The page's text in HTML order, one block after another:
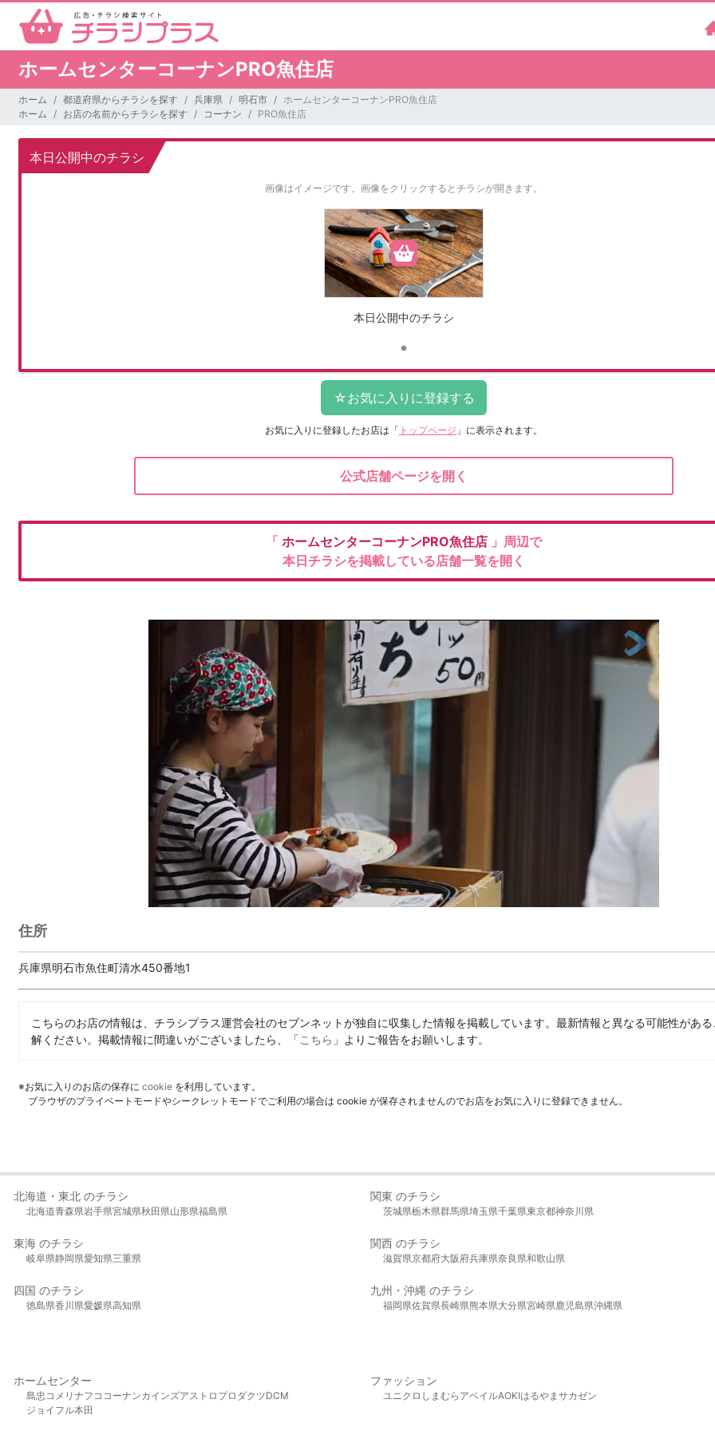
ホームセンターコーナンPRO魚住店
ホーム 都道府県からチラシを探す 兵庫県 明石市
ホームセンターコーナンPRO魚住店
ホーム
お店の名前からチラシを探す コーナン PRO魚住店
本日公開中のチラシ
画像はイメージです。 画像をクリックするとチラシが開きます。
本日公開中のチラシ
お気に入りに登録したお店は 「 トップページ 」に表示されます。
公式店舗ページを開く
「 ホームセンターコーナンPRO魚住店 」周辺で
本日チラシを掲載している店舗一覧を開く
住所
兵庫県明石市魚住町清水450番地1
こちらのお店の情報は、チラシプラス運営会社のセブンネットが独自に収集した情報を掲載しています。最新情報と異なる可能性があ
解ください。掲載情報に間違いがございましたら、「こちら 」よりご報告をお願いします。
※お気に入りのお店の保存に cookie を利用しています。
ブラウザのプライベートモードやシークレットモードでご利用の場合は cookie が保存されませんのでお店をお気に入りに登録できません。
北海道・東北 のチラシ
北海道青森県岩手県宮城県秋田県山形県福島県
関東 のチラシ
茨城県栃木県群馬県埼玉県千葉県東京都神奈川県
東海 のチラシ
岐阜県静岡県愛知県三重県
関西 のチラシ
滋賀県京都府大阪府兵庫県奈良県和歌山県
四国 のチラシ
徳島県香川県愛媛県高知県
九州・沖縄 のチラシ
福岡県佐賀県長崎県熊本県大分県宮崎県鹿児島県沖縄県
ホームセンター
島忠 コメリ ナフコ コーナンカインズアストロプロダクツDCM
ジョイフル本田
ファッション
ユニクロ しまむら アベイルAOKIはるやま サカゼン